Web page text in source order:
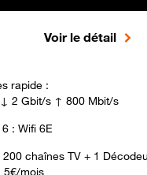
Voir le détail
rapide :
2 Gbit/s ↑ 800 Mbit/s
: Wifi 6E
200 chaînes TV + 1
5€/mois